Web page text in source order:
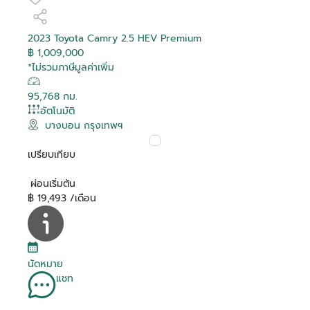
2023 Toyota Camry 2.5 HEV Premium
฿ 1,009,000
*ไม่รวมภาษีมูลค่าเพิ่ม
95,768 กม.
อัตโนมัติ
บางบอน กรุงเทพฯ
เปรียบเทียบ
ผ่อนเริ่มต้น
฿ 19,493 /เดือน
นัดหมาย
แชท